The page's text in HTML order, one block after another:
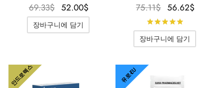
69.33$
원래 가
격은
69.33$였
52.00$
52.00$입
장바구니에 담기
75.11$
원래 가
격은
75.11$였
습니다.
56.62$
장바구니에 담기
안드로렉스 유로-EU